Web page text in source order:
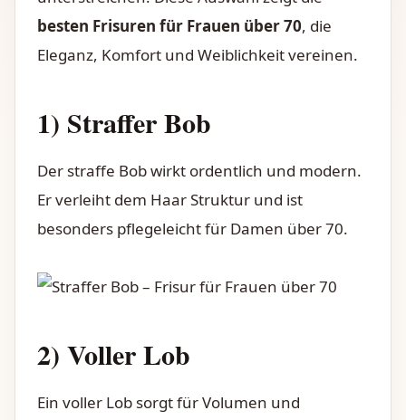
besten Frisuren für Frauen über 70, die
Eleganz, Komfort und Weiblichkeit vereinen.
1) Straffer Bob
Der straffe Bob wirkt ordentlich und modern.
Er verleiht dem Haar Struktur und ist
besonders pflegeleicht für Damen über 70.
2) Voller Lob
Ein voller Lob sorgt für Volumen und